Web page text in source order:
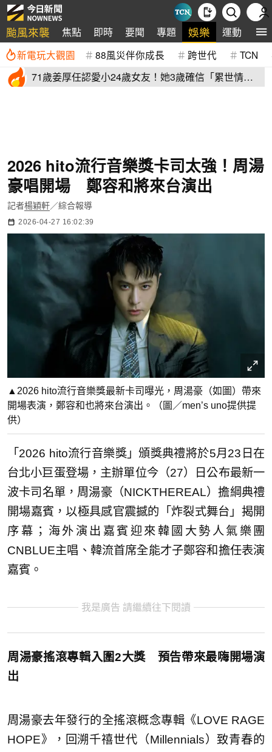
颱風來襲 焦點 即時 要聞 專題 娛樂 運動 全
新電玩大觀園 88風災伴你成長 跨世代 TCN
71歲姜厚任認愛小24歲女友！她3歲確信「累世情
2026 hito流行音樂獎卡司太強！周湯
豪唱開場 鄭容和將來台演出
記者楊穎軒／綜合報導
2026-04-27 16:02:39
▲2026 hito流行音樂獎最新卡司曝光，周湯豪（如圖）帶來
開場表演，鄭容和也將來台演出。（圖／men’s uno提供提
供）
「2026 hito流行音樂獎」頒獎典禮將於5月23日在
台北小巨蛋登場，主辦單位今（27）日公布最新一
波卡司名單，周湯豪（NICKTHEREAL）擔綱典禮
開場嘉賓，以極具感官震撼的「炸裂式舞台」揭開
序幕；海外演出嘉賓迎來韓國大勢人氣樂團
CNBLUE主唱、韓流首席全能才子鄭容和擔任表演
嘉賓。
我是廣告 請繼續往下閱讀
周湯豪搖滾專輯入圍2大獎 預告帶來最嗨開場演
岀
周湯豪去年發行的全搖滾概念專輯《LOVE RAGE
HOPE》，回溯千禧世代（Millennials）致青春的